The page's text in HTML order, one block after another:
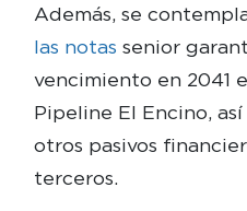
Además, se
las notas senior
vencimiento en 2041
Pipeline El Encino,
otros pasivos
terceros.